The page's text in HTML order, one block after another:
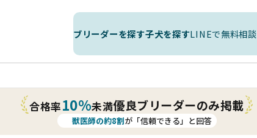
ブリーダーを探す子犬を探すLINEで無料相談
合格率10%未満優良ブリーダーのみ掲載
獣医師の約8割が「信頼できる」と回答